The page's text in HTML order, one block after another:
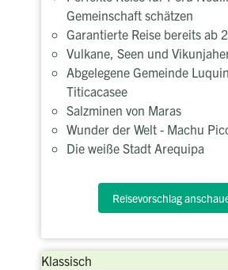
Gemeinschaft schätzen
Garantierte Reise bereits ab
Vulkane, Seen und
Abgelegene Gemeinde
Titicacasee
Salzminen von Maras
Wunder der Welt - Machu
Die weiße Stadt Arequipa
Reisevorschlag
Klassisch